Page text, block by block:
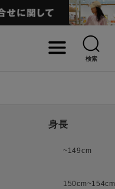
検索
身長
~149cm
150cm~154cm